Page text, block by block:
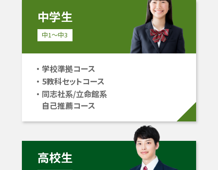
中学生
中1〜中3
学校準拠コース
5教科セットコース
同志社系/立命館系
自己推薦コース
高校生